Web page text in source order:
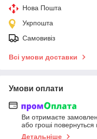
Нова Пошта
Укрпошта
Самовивіз
Всі умови доставки
Умови оплати
Ви отримаєте
або гроші повернуться
Детальніше